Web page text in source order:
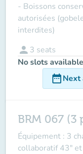
- Boissons
autorisées
interdites)
person 3 seats
No slots
date_rangeNext
BRM 067 (3
Équipement : 3
collaboratif 43"